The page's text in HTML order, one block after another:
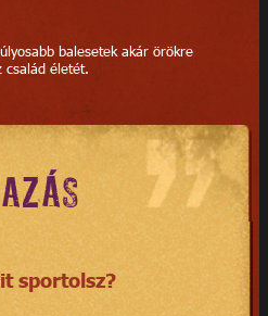
balesetek akár örökre
család életét.
sportolsz?